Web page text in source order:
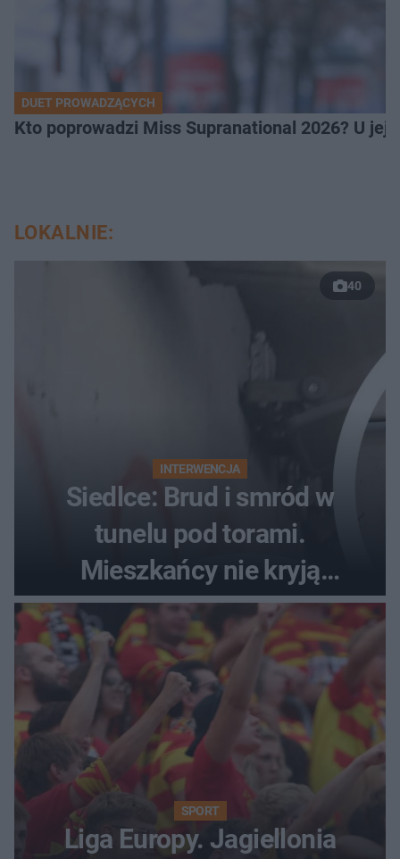
DUET PROWADZĄCYCH
Kto poprowadzi Miss Supranational 2026? U jej
LOKALNIE:
40
INTERWENCJA
Siedlce: Brud i smród w
tunelu pod torami.
Mieszkańcy nie kryją
oburzenia!
SPORT
Liga Europy. Jagiellonia